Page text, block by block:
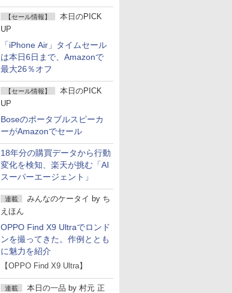
【セール情報】
本日のPICK
UP
「iPhone Air」タイムセール
は本日6日まで、Amazonで
最大26％オフ
【セール情報】
本日のPICK
UP
Boseのポータブルスピーカ
ーがAmazonでセール
18年分の購買データから行動
変化を検知、楽天が挑む「AI
スーパーエージェント」
連載 みんなのケータイ by ち
えほん
OPPO Find X9 Ultraでロンド
ンを撮ってきた。作例ととも
に魅力を紹介
【OPPO Find X9 Ultra】
連載 本日の一品 by 村元 正